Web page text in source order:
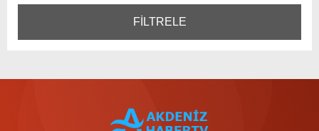
FİLTRELE